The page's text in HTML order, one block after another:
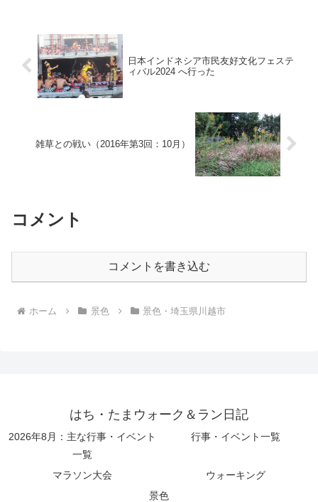
日本インドネシア市民友好文化フェステ
ィバル2024 へ行った
雑草との戦い（2016年第3回：10月）
コメント
コメントを書き込む
ホーム 景色 景色・埼玉県川越市
はち・たまウォーク＆ラン日記
2026年8月：主な行事・イベント
一覧
行事・イベント一覧
マラソン大会
ウォーキング
景色